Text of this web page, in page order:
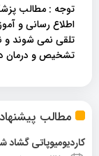
مطالب
کاردیومیوپاتی
توجه : مطالب
اطلاع رسانی و
تلقی نمی شوند و
تشخیص و درمان